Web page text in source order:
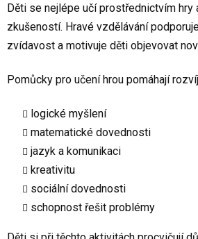
r
v
k
v
ý
Děti se nejlépe učí prostřednictvím hry
zkušeností. Hravé vzdělávání
zvídavost a motivuje děti objevovat
Pomůcky pro učení hrou pomáhají
logické myšlení
matematické dovednosti
jazyk a komunikaci
kreativitu
sociální dovednosti
schopnost řešit problémy